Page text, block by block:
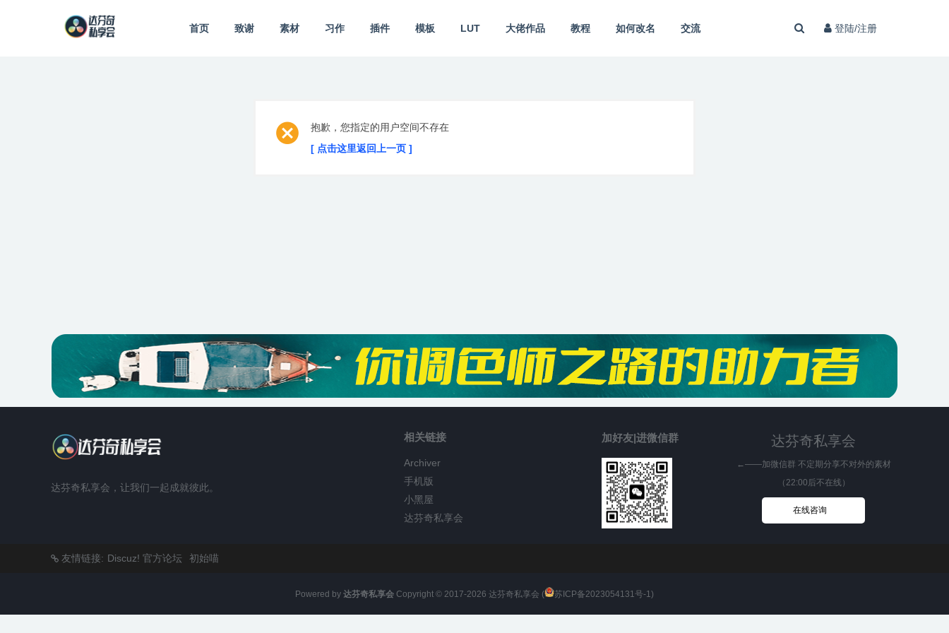
首页 致谢 素材 习作 插件 模板 LUT 大佬作品 教程 如何改名 交流 登陆/注册
抱歉，您指定的用户空间不存在
[ 点击这里返回上一页 ]
达芬奇私享会，让我们一起成就彼此。
相关链接
Archiver
手机版
小黑屋
达芬奇私享会
加好友|进微信群 达芬奇私享会
←——加微信群 不定期分享不对外的素材
（22:00后不在线）
在线咨询
友情链接: Discuz! 官方论坛 初始喵
Powered by 达芬奇私享会Copyright © 2017-2026 达芬奇私享会 ( 苏ICP备2023054131号-1)